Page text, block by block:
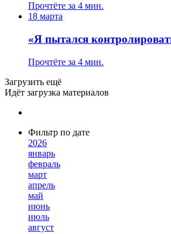
Прочтёте за 4 мин.
18 марта
«Я пытался
Прочтёте за 4 мин.
Загрузить ещё
Идёт загрузка материалов
Фильтр по дате
2026
январь
февраль
март
апрель
май
июнь
июль
август